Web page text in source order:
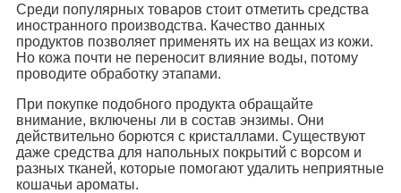
Среди популярных товаров стоит отметить средства
иностранного производства. Качество данных
продуктов позволяет применять их на вещах из кожи.
Но кожа почти не переносит влияние воды, потому
проводите обработку этапами.
При покупке подобного продукта обращайте
внимание, включены ли в состав энзимы. Они
действительно борются с кристаллами. Существуют
даже средства для напольных покрытий с ворсом и
разных тканей, которые помогают удалить неприятные
кошачьи ароматы.